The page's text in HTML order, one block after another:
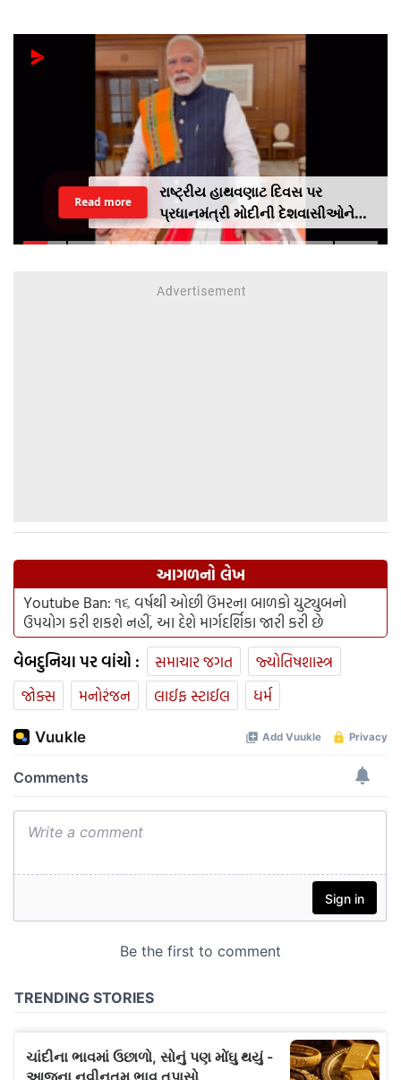
રાષ્ટ્રીય હાથવણાટ દિવસ પર
પ્રધાનમંત્રી મોદીની દેશવાસીઓને
અપીલૢ સ્થાનિક કપડાં પહેરો,
Read more
આગળનો લેખ
Youtube Ban: ૧૬ વર્ષથી ઓછી ઉંમરના બાળકો યુટ્યુબનો
ઉપયોગ કરી શકશે નહીં, આ દેશે માર્ગદર્શિકા જારી કરી છે
વેબદુનિયા પર વાંચો : સમાચાર જગત
જ્યોતિષશાસ્ત્ર
જોક્સ
મનોરંજન લાઈફ સ્ટાઈલ ધર્મ